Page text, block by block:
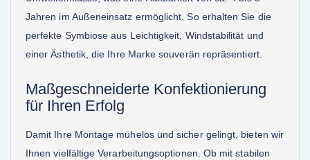
Jahren im Außeneinsatz ermöglicht. So erhalten Sie die
perfekte Symbiose aus Leichtigkeit, Windstabilität und
einer Ästhetik, die Ihre Marke souverän repräsentiert.
Maßgeschneiderte Konfektionierung
für Ihren Erfolg
Damit Ihre Montage mühelos und sicher gelingt, bieten wir
Ihnen vielfältige Verarbeitungsoptionen. Ob mit stabilen